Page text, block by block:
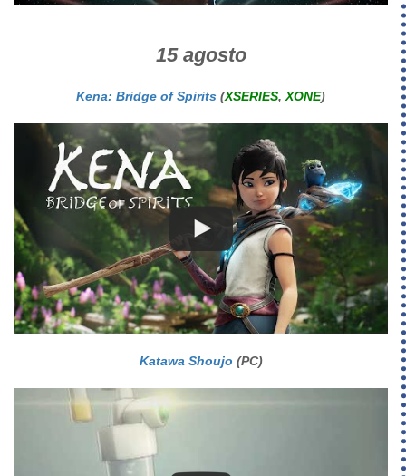
15 agosto
Kena: Bridge of Spirits (XSERIES, XONE)
Katawa Shoujo (PC)